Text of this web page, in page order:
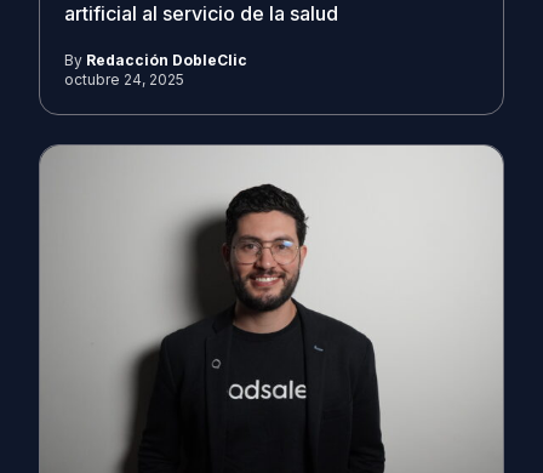
artificial al servicio de la salud
By Redacción DobleClic
octubre 24, 2025